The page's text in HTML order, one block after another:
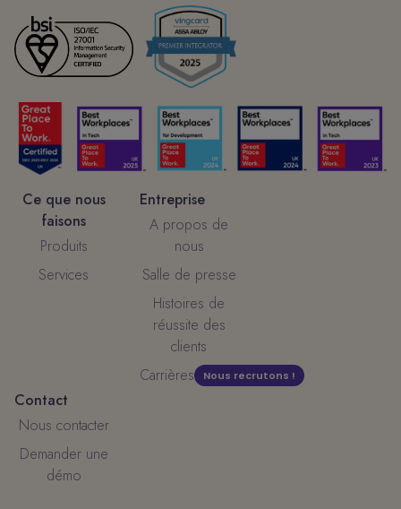
Ce que nous
faisons
Produits
Services
Entreprise
A propos de
nous
Salle de presse
Histoires de
réussite des
clients
Carrières
Nous recrutons !
Contact
Nous contacter
Demander une
démo